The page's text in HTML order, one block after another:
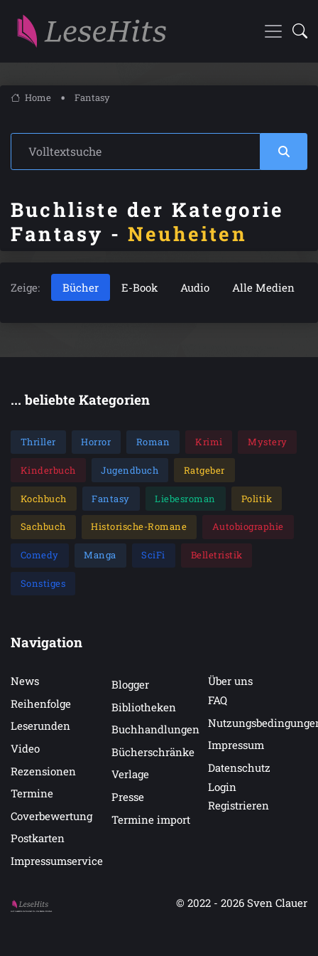
Home Fantasy
Buchliste der Kategorie
Fantasy - Neuheiten
Zeige: Bücher E-Book Audio Alle Medien
... beliebte Kategorien
Thriller Horror Roman Krimi Mystery
Kinderbuch Jugendbuch Ratgeber
Kochbuch Fantasy Liebesroman Politik
Sachbuch Historische-Romane Autobiographie
Comedy Manga SciFi Belletristik
Sonstiges
Navigation
News
Reihenfolge
Leserunden
Video
Rezensionen
Termine
Coverbewertung
Postkarten
Impressumservice
Blogger
Bibliotheken
Buchhandlungen
Bücherschränke
Verlage
Presse
Termine import
Über uns
FAQ
Impressum
Datenschutz
Login
Registrieren
Auf LeseHits.de findest Du die besten Bücher.
© 2022 - 2026 Sven Clauer